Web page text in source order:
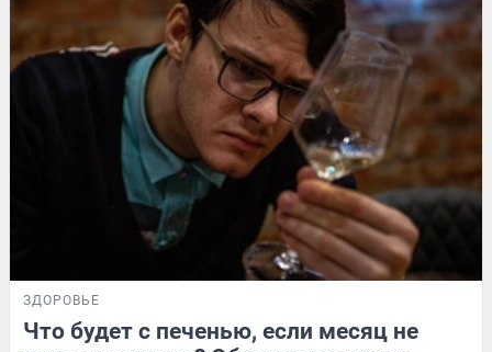
ЗДОРОВЬЕ
Что будет с печенью, если месяц не